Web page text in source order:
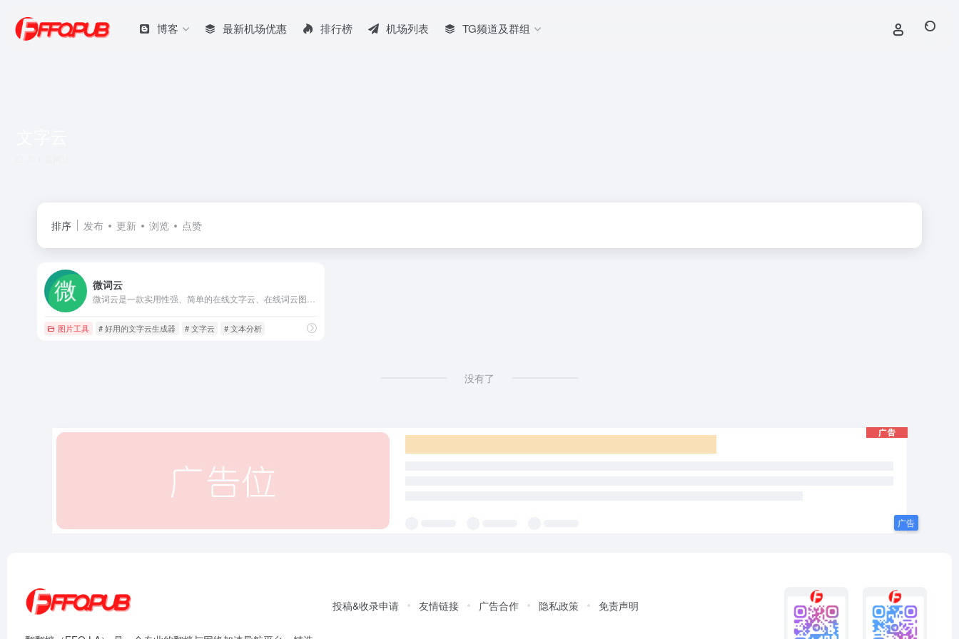
博客 最新机场优惠 排行榜 机场列表 TG频道及群组
排序 发布 更新 浏览 点赞
微词云
图片工具 # 好用的文字云生成器 # 文字云 # 文本分析
没有了
投稿&收录申请 友情链接 广告合作 隐私政策 免责声明